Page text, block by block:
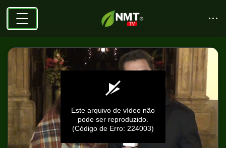
Este arquivo de vídeo não
pode ser reproduzido.
(Código de Erro: 224003)